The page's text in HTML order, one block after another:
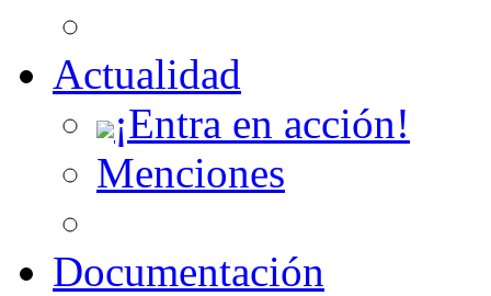
Actualidad
¡Entra en acción!
Menciones
Documentación